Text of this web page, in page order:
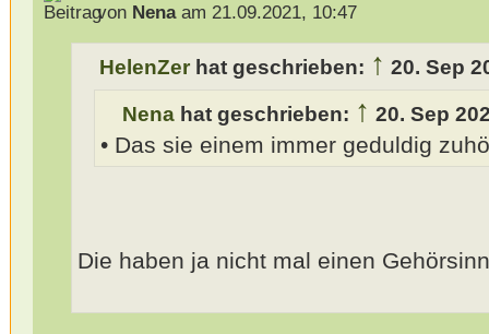
von Nenaam 21.09.2021, 10:47
HelenZerhat geschrieben: ↑ 20. Sep
Nenahat geschrieben: ↑ 20. Sep
• Das sie einem immer geduldig
Die haben ja nicht mal einen